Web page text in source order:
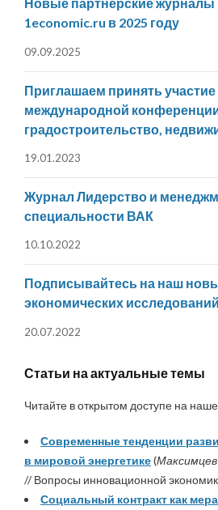
1economic.ru в 2025 году
09.09.2025
Приглашаем принять участие
международной
градостроительство,
19.01.2023
Журнал Лидерство и
специальности ВАК
10.10.2022
Подписывайтесь на наш
экономических исследований
20.07.2022
Статьи на актуальные темы
Читайте в открытом доступе на
Современные тенденции
в мировой энергетике(Максимцев
// Вопросы инновационной
Социальный контракт как